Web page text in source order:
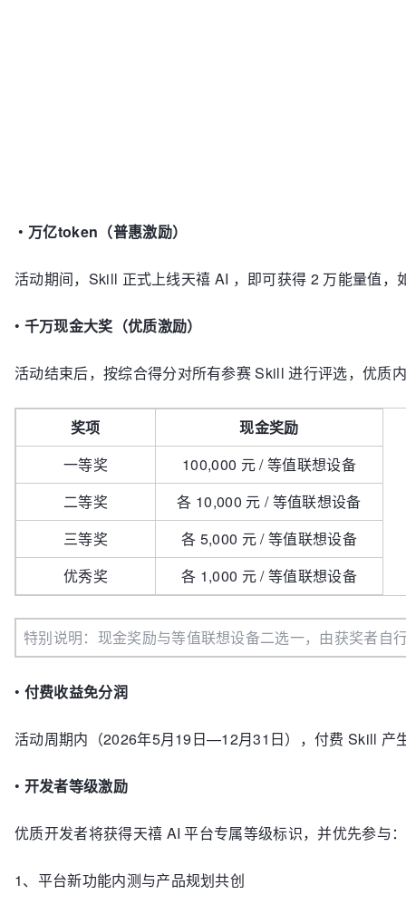
• 万亿token（普惠激励）
活动期间，Skill 正式上线天禧 AI ，即可获得 2 万能量值
• 千万现金大奖（优质激励）
活动结束后，按综合得分对所有参赛 Skill 进行评选，优质
奖项
现金奖励
一等奖
100,000 元 / 等值联想设备
二等奖
各 10,000 元 / 等值联想设备
三等奖
各 5,000 元 / 等值联想设备
优秀奖
各 1,000 元 / 等值联想设备
特别说明：现金奖励与等值联想设备二选一，由获奖者自
• 付费收益免分润
活动周期内（2026年5月19日—12月31日），付费 Skill 产
• 开发者等级激励
优质开发者将获得天禧 AI 平台专属等级标识，并优先参与：
1、 平台新功能内测与产品规划共创